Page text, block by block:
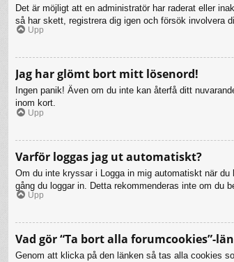
Det är möjligt att en administratör har raderat eller
så har skett, registrera dig igen och försök involvera
Upp
Jag har glömt bort mitt lösenord!
Ingen panik! Även om du inte kan återfå ditt
inom kort.
Upp
Varför loggas jag ut automatiskt?
Om du inte kryssar i Logga in mig automatiskt när
gång du loggar in. Detta rekommenderas inte om du
Upp
Vad gör “Ta bort alla forumcookies”-
Genom att klicka på den länken så tas alla cookies